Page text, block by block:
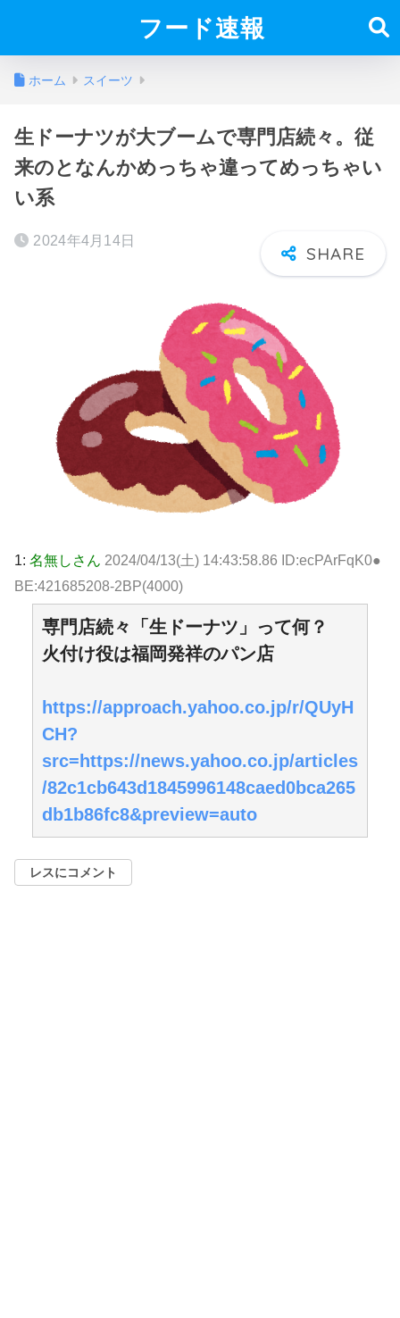
フード速報
ホーム スイーツ
生ドーナツが大ブームで専門店続々。従
来のとなんかめっちゃ違ってめっちゃい
い系
2024年4月14日
1: 名無しさん 2024/04/13(土) 14:43:58.86 ID:ecPArFqK0●
BE:421685208-2BP(4000)
専門店続々「生ドーナツ」って何？
火付け役は福岡発祥のパン店
https://approach.yahoo.co.jp/r/QUyH
CH?
src=https://news.yahoo.co.jp/articles
/82c1cb643d1845996148caed0bca265
db1b86fc8&preview=auto
レスにコメント